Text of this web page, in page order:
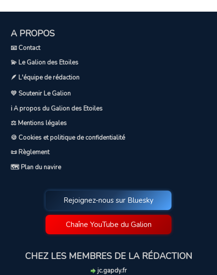
A PROPOS
📧 Contact
💫 Le Galion des Etoiles
🪶 L'équipe de rédaction
💛 Soutenir Le Galion
ℹ️ A propos du Galion des Etoiles
⚖️ Mentions légales
🍪 Cookies et politique de confidentialité
📜 Règlement
🗺️ Plan du navire
Rejoignez-nous sur Bluesky
Chaîne YouTube du Galion
CHEZ LES MEMBRES DE LA RÉDACTION
jc.gapdy.fr